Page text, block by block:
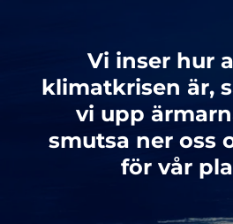
Vi inser hur
klimatkrisen är,
vi upp
smutsa ner oss
för vår